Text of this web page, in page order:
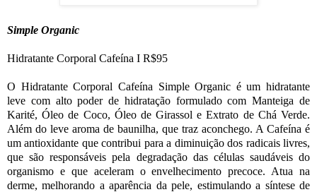
Simple Organic
Hidratante Corporal Cafeína I R$95
O Hidratante Corporal Cafeína Simple Organic é um hidratante
leve com alto poder de hidratação formulado com Manteiga de
Karité, Óleo de Coco, Óleo de Girassol e Extrato de Chá Verde.
Além do leve aroma de baunilha, que traz aconchego. A Cafeína é
um antioxidante que contribui para a diminuição dos radicais livres,
que são responsáveis pela degradação das células saudáveis do
organismo e que aceleram o envelhecimento precoce. Atua na
derme, melhorando a aparência da pele, estimulando a síntese de